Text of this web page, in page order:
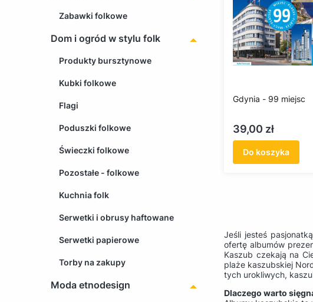
Zabawki folkowe
Dom i ogród w stylu folk
Produkty bursztynowe
Kubki folkowe
Flagi
Poduszki folkowe
Świeczki folkowe
Pozostałe - folkowe
Kuchnia folk
Serwetki i obrusy haftowane
Serwetki papierowe
Torby na zakupy
Moda etnodesign
Gdynia - 99 miejsc
Cena
39,00 zł
Do koszyka
Jeśli jesteś
ofertę albumów
Kaszub czekają na
plaże kaszubskiej
tych urokliwych,
Dlaczego warto